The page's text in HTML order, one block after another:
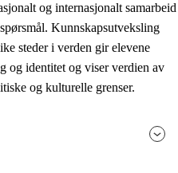
og internasjonalt samarbeid
Kunnskapsutveksling
steder i verden gir elevene
og identitet og viser verdien av
og kulturelle grenser.